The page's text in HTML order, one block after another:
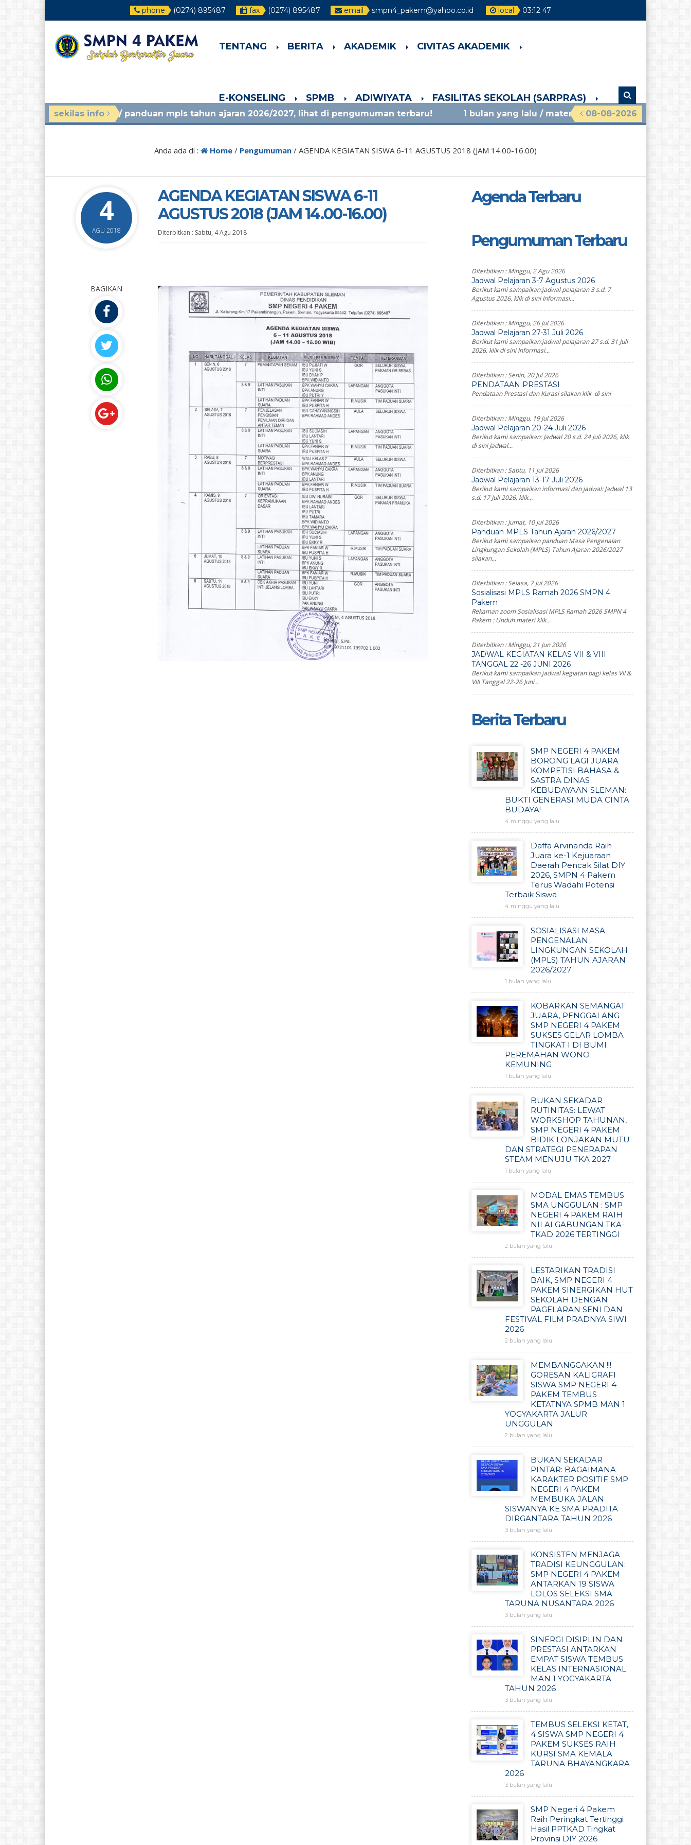
phone (0274) 895487 fax (0274) 895487 email smpn4_pakem@yahoo.co.id local 03:12 48
TENTANG BERITA AKADEMIK CIVITAS AKADEMIK
E-KONSELING SPMB ADIWIYATA FASILITAS SEKOLAH (SARPRAS)
sekilas info 08-08-2026
yang lalu/ panduan mpls tahun ajaran 2026/2027, lihat di pengumuman terbaru! 1 bulan yang lalu/ materi sosialisasi mpls ramah 2026 smpn 4
Anda ada di : Home / Pengumuman / AGENDA KEGIATAN SISWA 6-11 AGUSTUS 2018 (JAM 14.00-16.00)
4
AGU 2018
AGENDA KEGIATAN SISWA 6-11
AGUSTUS 2018 (JAM 14.00-16.00)
Diterbitkan : Sabtu, 4 Agu 2018
BAGIKAN
Agenda Terbaru
Pengumuman Terbaru
Diterbitkan :Minggu, 2 Agu 2026
Jadwal Pelajaran 3-7 Agustus 2026
Berikut kami sampaikan:jadwal pelajaran 3 s.d. 7
Agustus 2026, klik di sini Informasi...
Diterbitkan :Minggu, 26 Jul 2026
Jadwal Pelajaran 27-31 Juli 2026
Berikut kami sampaikan:jadwal pelajaran 27 s.d. 31 Juli
2026, klik di sini Informasi...
Diterbitkan :Senin, 20 Jul 2026
PENDATAAN PRESTASI
Pendataan Prestasi dan Kurasi silakan klik di sini
Diterbitkan :Minggu, 19 Jul 2026
Jadwal Pelajaran 20-24 Juli 2026
Berikut kami sampaikan: Jadwal 20 s.d. 24 Juli 2026, klik
di sini Jadwal...
Diterbitkan :Sabtu, 11 Jul 2026
Jadwal Pelajaran 13-17 Juli 2026
Berikut kami sampaikan informasi dan jadwal: Jadwal 13
s.d. 17 Juli 2026, klik...
Diterbitkan :Jumat, 10 Jul 2026
Panduan MPLS Tahun Ajaran 2026/2027
Berikut kami sampaikan panduan Masa Pengenalan
Lingkungan Sekolah (MPLS) Tahun Ajaran 2026/2027
silakan...
Diterbitkan :Selasa, 7 Jul 2026
Sosialisasi MPLS Ramah 2026 SMPN 4
Pakem
Rekaman zoom Sosialisasi MPLS Ramah 2026 SMPN 4
Pakem : Unduh materi klik...
Diterbitkan :Minggu, 21 Jun 2026
JADWAL KEGIATAN KELAS VII & VIII
TANGGAL 22 -26 JUNI 2026
Berikut kami sampaikan jadwal kegiatan bagi kelas VII &
VIII Tanggal 22-26 Juni...
Berita Terbaru
SMP NEGERI 4 PAKEM
BORONG LAGI JUARA
KOMPETISI BAHASA &
SASTRA DINAS
KEBUDAYAAN SLEMAN:
BUKTI GENERASI MUDA CINTA
BUDAYA!
4 minggu yang lalu
Daffa Arvinanda Raih
Juara ke-1 Kejuaraan
Daerah Pencak Silat DIY
2026, SMPN 4 Pakem
Terus Wadahi Potensi
Terbaik Siswa
4 minggu yang lalu
SOSIALISASI MASA
PENGENALAN
LINGKUNGAN SEKOLAH
(MPLS) TAHUN AJARAN
2026/2027
1 bulan yang lalu
KOBARKAN SEMANGAT
JUARA, PENGGALANG
SMP NEGERI 4 PAKEM
SUKSES GELAR LOMBA
TINGKAT I DI BUMI
PEREMAHAN WONO
KEMUNING
1 bulan yang lalu
BUKAN SEKADAR
RUTINITAS: LEWAT
WORKSHOP TAHUNAN,
SMP NEGERI 4 PAKEM
BIDIK LONJAKAN MUTU
DAN STRATEGI PENERAPAN
STEAM MENUJU TKA 2027
1 bulan yang lalu
MODAL EMAS TEMBUS
SMA UNGGULAN : SMP
NEGERI 4 PAKEM RAIH
NILAI GABUNGAN TKA-
TKAD 2026 TERTINGGI
2 bulan yang lalu
LESTARIKAN TRADISI
BAIK, SMP NEGERI 4
PAKEM SINERGIKAN HUT
SEKOLAH DENGAN
PAGELARAN SENI DAN
FESTIVAL FILM PRADNYA SIWI
2026
2 bulan yang lalu
MEMBANGGAKAN !!!
GORESAN KALIGRAFI
SISWA SMP NEGERI 4
PAKEM TEMBUS
KETATNYA SPMB MAN 1
YOGYAKARTA JALUR
UNGGULAN
2 bulan yang lalu
BUKAN SEKADAR
PINTAR: BAGAIMANA
KARAKTER POSITIF SMP
NEGERI 4 PAKEM
MEMBUKA JALAN
SISWANYA KE SMA PRADITA
DIRGANTARA TAHUN 2026
3 bulan yang lalu
KONSISTEN MENJAGA
TRADISI KEUNGGULAN:
SMP NEGERI 4 PAKEM
ANTARKAN 19 SISWA
LOLOS SELEKSI SMA
TARUNA NUSANTARA 2026
3 bulan yang lalu
SINERGI DISIPLIN DAN
PRESTASI ANTARKAN
EMPAT SISWA TEMBUS
KELAS INTERNASIONAL
MAN 1 YOGYAKARTA
TAHUN 2026
3 bulan yang lalu
TEMBUS SELEKSI KETAT,
4 SISWA SMP NEGERI 4
PAKEM SUKSES RAIH
KURSI SMA KEMALA
TARUNA BHAYANGKARA
2026
3 bulan yang lalu
SMP Negeri 4 Pakem
Raih Peringkat Tertinggi
Hasil PPTKAD Tingkat
Provinsi DIY 2026